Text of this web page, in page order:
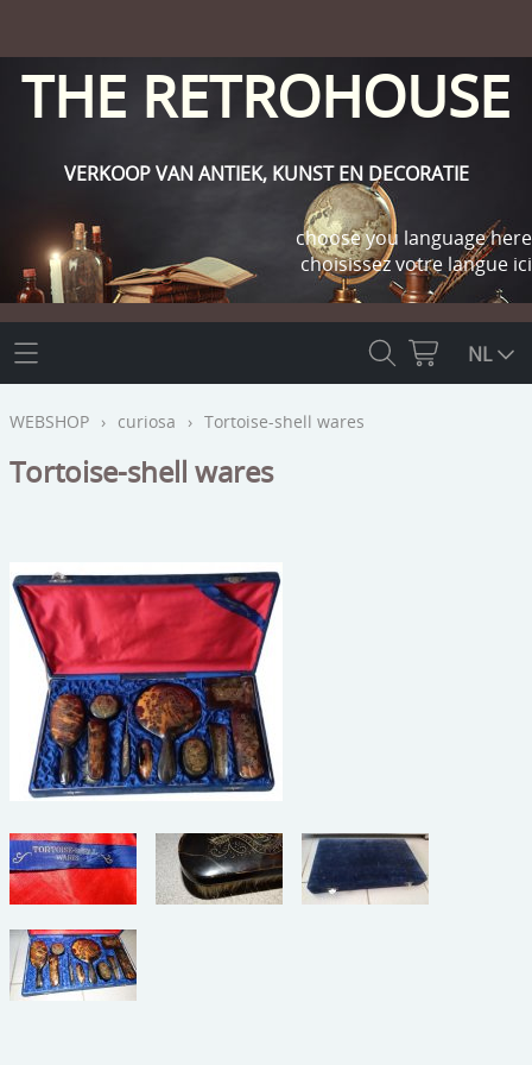
THE RETROHOUSE
VERKOOP VAN ANTIEK, KUNST EN DECORATIE
choose you language here
choisissez votre langue ici
THE RETROHOUSE
WEBSHOP
OUTLET
meubels
reclamevoorwerpen/merken
curiosa
schilderijen
porselein/aardewerk
juwelen/horloges/brillen
medailles/munten/bankbiljetten
ets/tekening/litho/gravure
glaswerk
INFO
CONTACT
NL
WEBSHOP › curiosa › Tortoise-shell wares
Tortoise-shell wares